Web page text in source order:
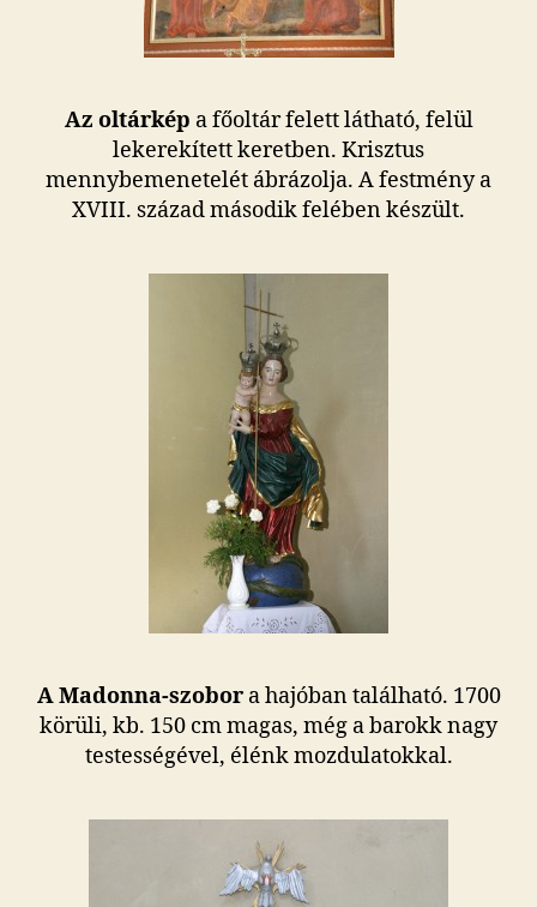
Az oltárkép a főoltár felett látható, felül
lekerekített keretben. Krisztus
mennybemenetelét ábrázolja. A festmény a
XVIII. század második felében készült.
A Madonna-szobor a hajóban található. 1700
körüli, kb. 150 cm magas, még a barokk nagy
testességével, élénk mozdulatokkal.